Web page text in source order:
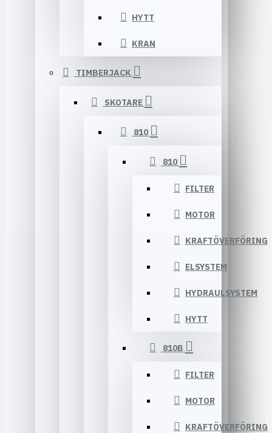
HYTT
KRAN
TIMBERJACK
SKOTARE
810
810
FILTER
MOTOR
KRAFTÖVERFÖRING
ELSYSTEM
HYDRAULSYSTEM
HYTT
810B
FILTER
MOTOR
KRAFTÖVERFÖRING